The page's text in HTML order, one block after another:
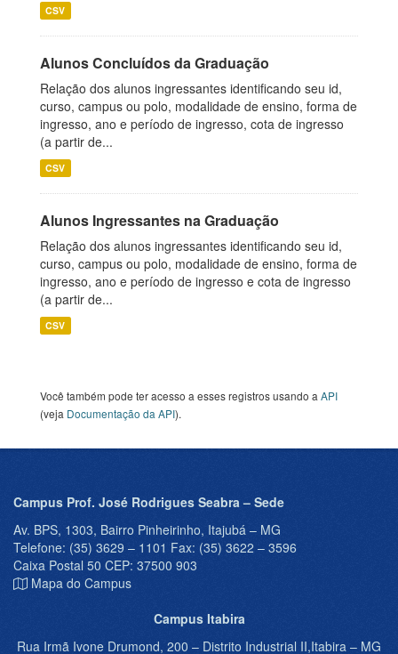
CSV
Alunos Concluídos da Graduação
Relação dos alunos ingressantes identificando seu id,
curso, campus ou polo, modalidade de ensino, forma de
ingresso, ano e período de ingresso, cota de ingresso
(a partir de...
CSV
Alunos Ingressantes na Graduação
Relação dos alunos ingressantes identificando seu id,
curso, campus ou polo, modalidade de ensino, forma de
ingresso, ano e período de ingresso e cota de ingresso
(a partir de...
CSV
Você também pode ter acesso a esses registros usando a API
(veja Documentação da API).
Campus Prof. José Rodrigues Seabra – Sede
Av. BPS, 1303, Bairro Pinheirinho, Itajubá – MG
Telefone: (35) 3629 – 1101 Fax: (35) 3622 – 3596
Caixa Postal 50 CEP: 37500 903
Mapa do Campus
Campus Itabira
Rua Irmã Ivone Drumond, 200 – Distrito Industrial II,Itabira – MG